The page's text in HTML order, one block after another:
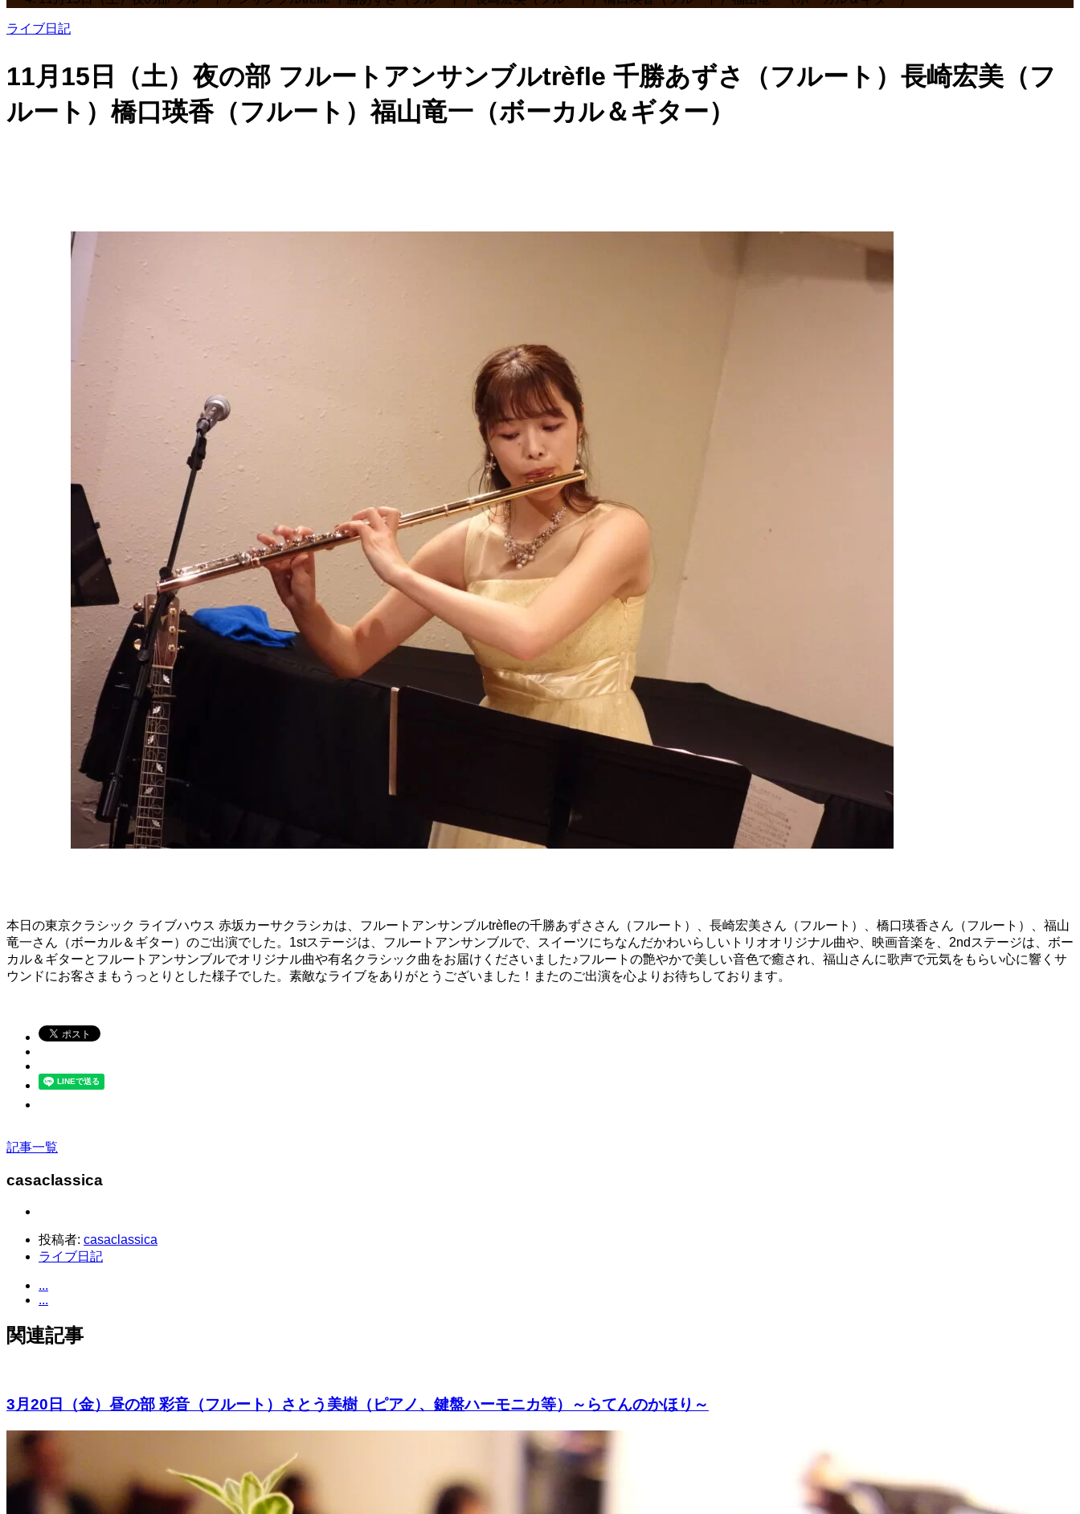
ライブ日記
11月15日（土）夜の部 フルートアンサンブルtrèfle 千勝あずさ（フルート）長崎宏美（フ
ルート）橋口瑛香（フルート）福山竜一（ボーカル＆ギター）
本日の東京クラシック ライブハウス 赤坂カーサクラシカは、フルートアンサンブルtrèfleの千勝あずささん（フルート）、長崎宏美さん（フルート）、橋口瑛香さん（フルート）、福山
竜一さん（ボーカル＆ギター）のご出演でした。1stステージは、フルートアンサンブルで、スイーツにちなんだかわいらしいトリオオリジナル曲や、映画音楽を、2ndステージは、ボー
カル＆ギターとフルートアンサンブルでオリジナル曲や有名クラシック曲をお届けくださいました♪フルートの艶やかで美しい音色で癒され、福山さんに歌声で元気をもらい心に響くサ
ウンドにお客さまもうっとりとした様子でした。素敵なライブをありがとうございました！またのご出演を心よりお待ちしております。
記事一覧
casaclassica
投稿者: casaclassica
ライブ日記
...
...
関連記事
3月20日（金）昼の部 彩音（フルート）さとう美樹（ピアノ、鍵盤ハーモニカ等）～らてんのかほり～